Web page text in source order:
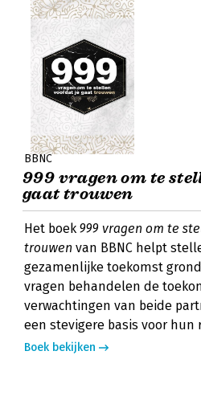
BBNC
999 vragen om te
gaat trouwen
Het boek 999 vragen om te
trouwen van BBNC helpt
gezamenlijke toekomst
vragen behandelen de
verwachtingen van beide
een stevigere basis voor hun
Boek bekijken